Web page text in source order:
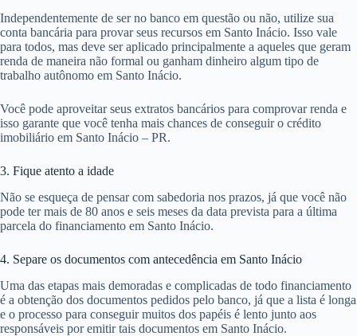
Independentemente de ser no banco em questão ou não, utilize sua
conta bancária para provar seus recursos em Santo Inácio. Isso vale
para todos, mas deve ser aplicado principalmente a aqueles que geram
renda de maneira não formal ou ganham dinheiro algum tipo de
trabalho autônomo em Santo Inácio.
Você pode aproveitar seus extratos bancários para comprovar renda e
isso garante que você tenha mais chances de conseguir o crédito
imobiliário em Santo Inácio – PR.
3. Fique atento a idade
Não se esqueça de pensar com sabedoria nos prazos, já que você não
pode ter mais de 80 anos e seis meses da data prevista para a última
parcela do financiamento em Santo Inácio.
4. Separe os documentos com antecedência em Santo Inácio
Uma das etapas mais demoradas e complicadas de todo financiamento
é a obtenção dos documentos pedidos pelo banco, já que a lista é longa
e o processo para conseguir muitos dos papéis é lento junto aos
responsáveis por emitir tais documentos em Santo Inácio.